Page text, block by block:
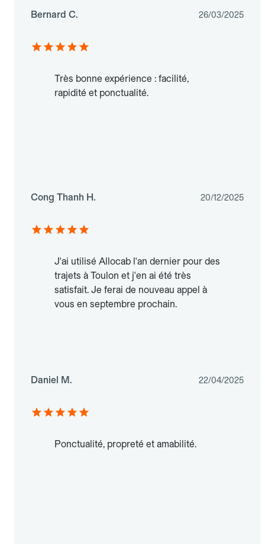
Bernard C. 26/03/2025
Très bonne expérience : facilité,
rapidité et ponctualité.
Cong Thanh H. 20/12/2025
J'ai utilisé Allocab l'an dernier pour des
trajets à Toulon et j'en ai été très
satisfait. Je ferai de nouveau appel à
vous en septembre prochain.
Daniel M. 22/04/2025
Ponctualité, propreté et amabilité.